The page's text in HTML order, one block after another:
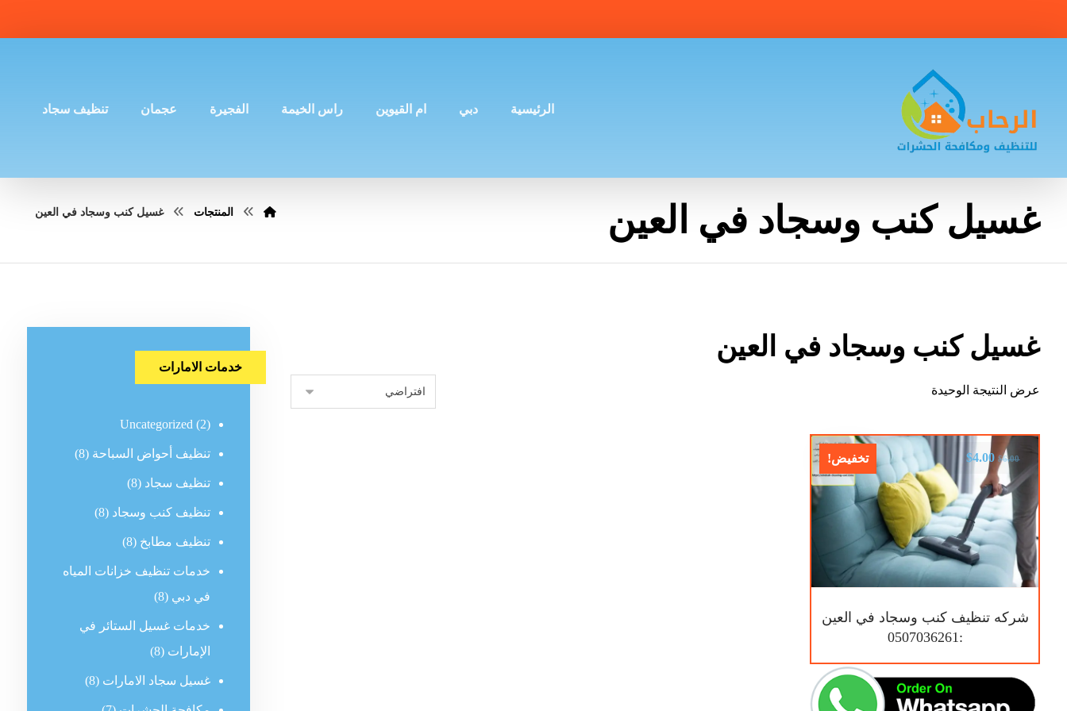
الرئيسية دبي ام القيوين راس الخيمة الفجيرة عجمان تنظيف سجاد
غسيل كنب وسجاد في العين المنتجات غسيل كنب وسجاد في العين
غسيل كنب وسجاد في العين
عرض النتيجة الوحيدة
تخفيض!
شركه تنظيف كنب وسجاد في العين
:0507036261
$6.00
$4.00
خدمات الامارات
Uncategorized (2)
تنظيف أحواض السباحة (8)
تنظيف سجاد (8)
تنظيف كنب وسجاد (8)
تنظيف مطابخ (8)
خدمات تنظيف خزانات المياه
في دبي (8)
خدمات غسيل الستائر في
الإمارات (8)
غسيل سجاد الامارات (8)